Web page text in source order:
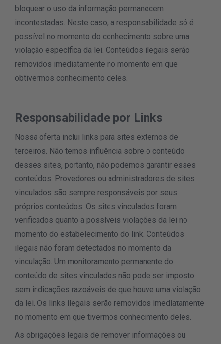
bloquear o uso da informação permanecem
incontestadas. Neste caso, a responsabilidade só é
possível no momento do conhecimento sobre uma
violação específica da lei. Conteúdos ilegais serão
removidos imediatamente no momento em que
obtivermos conhecimento deles.
Responsabilidade por Links
Nossa oferta inclui links para sites externos de
terceiros. Não temos influência sobre o conteúdo
desses sites, portanto, não podemos garantir esses
conteúdos. Provedores ou administradores de sites
vinculados são sempre responsáveis por seus
próprios conteúdos. Os sites vinculados foram
verificados quanto a possíveis violações da lei no
momento do estabelecimento do link. Conteúdos
ilegais não foram detectados no momento da
vinculação. Um monitoramento permanente do
conteúdo de sites vinculados não pode ser imposto
sem indicações razoáveis de que houve uma violação
da lei. Os links ilegais serão removidos imediatamente
no momento em que tivermos conhecimento deles.
As obrigações legais de remover informações ou